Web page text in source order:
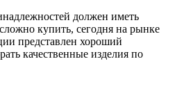
должен иметь
купить, сегодня на рынке
представлен хороший
качественные изделия по